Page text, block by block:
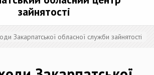
зайнятості
Закарпатської обласної служби зайнятості